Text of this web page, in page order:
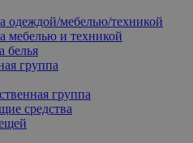
одеждой/мебелью/техникой
мебелью и техникой
белья
группа
группа
средства